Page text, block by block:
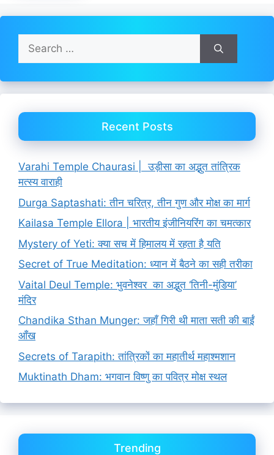
Search
for:
Recent Posts
Varahi Temple Chaurasi | उड़ीसा का अद्भुत तांत्रिक
मत्स्य वाराही
Durga Saptashati: तीन चरित्र, तीन गुण और मोक्ष का मार्ग
Kailasa Temple Ellora | भारतीय इंजीनियरिंग का चमत्कार
Mystery of Yeti: क्या सच में हिमालय में रहता है यति
Secret of True Meditation: ध्यान में बैठने का सही तरीका
Vaital Deul Temple: भुवनेश्वर का अद्भुत ‘तिनी-मुंडिया’
मंदिर
Chandika Sthan Munger: जहाँ गिरी थी माता सती की बाईं
आँख
Secrets of Tarapith: तांत्रिकों का महातीर्थ महाश्मशान
Muktinath Dham: भगवान विष्णु का पवित्र मोक्ष स्थल
Trending